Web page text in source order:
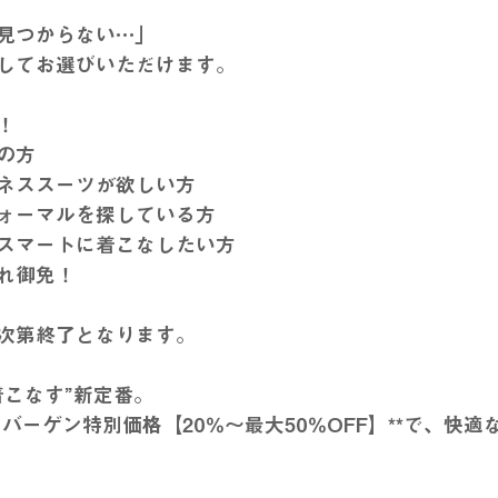
つからない…」
てお選びいただけます。
方
ススーツが欲しい方
ーマルを探している方
マートに着こなしたい方
御免！
第終了となります。
なす”新定番。
ーゲン特別価格【20％～最大50％OFF】**で、快適